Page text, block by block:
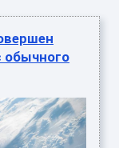
обычного